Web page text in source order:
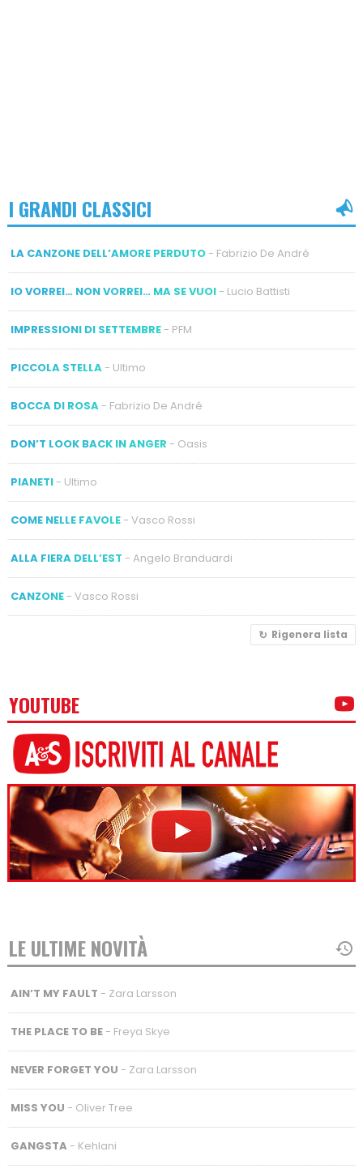
I GRANDI CLASSICI
LA CANZONE DELL’AMORE PERDUTO- Fabrizio De André
IO VORREI… NON VORREI… MA SE VUOI- Lucio Battisti
IMPRESSIONI DI SETTEMBRE- PFM
PICCOLA STELLA- Ultimo
BOCCA DI ROSA- Fabrizio De André
DON’T LOOK BACK IN ANGER - Oasis
PIANETI- Ultimo
COME NELLE FAVOLE- Vasco Rossi
ALLA FIERA DELL’EST - Angelo Branduardi
CANZONE- Vasco Rossi
Rigenera lista
YOUTUBE
LE ULTIME NOVITÀ
AIN’T MY FAULT - Zara Larsson
THE PLACE TO BE- Freya Skye
NEVER FORGET YOU - Zara Larsson
MISS YOU - Oliver Tree
GANGSTA - Kehlani